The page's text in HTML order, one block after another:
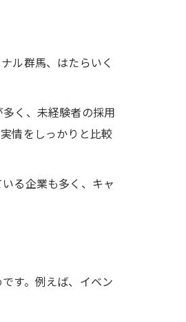
ル群馬、はたらいく
く、未経験者の採用
情をしっかりと比較
る企業も多く、キャ
す。例えば、イベン